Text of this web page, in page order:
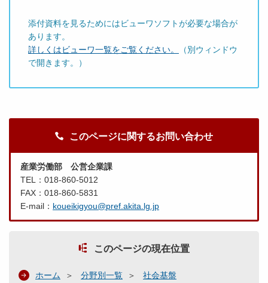
添付資料を見るためにはビューワソフトが必要な場合が
あります。
詳しくはビューワ一覧をご覧ください。
（別ウィンドウ
で開きます。）
このページに関するお問い合わせ
産業労働部 公営企業課
TEL：018-860-5012
FAX：018-860-5831
E-mail： koueikigyou@pref.akita.lg.jp
このページの現在位置
ホーム 分野別一覧
社会基盤